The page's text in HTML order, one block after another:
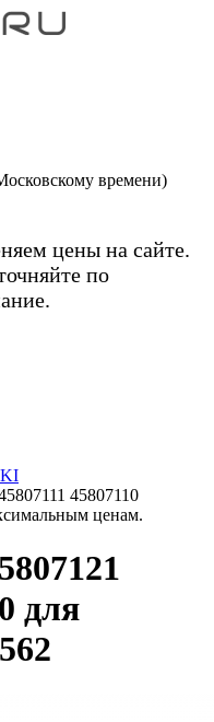
времени)
цены на сайте.
по
45807110
ценам.
для